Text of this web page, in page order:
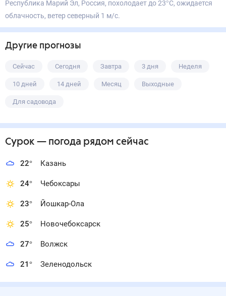
Республика Марий Эл, Россия, похолодает до 23°С, ожидается
облачность, ветер северный 1 м/с.
Другие прогнозы
Сейчас Сегодня Завтра 3 дня Неделя
10 дней 14 дней Месяц Выходные
Для садовода
Сурок — погода рядом сейчас
22° Казань
24° Чебоксары
23° Йошкар-Ола
25° Новочебоксарск
27° Волжск
21° Зеленодольск